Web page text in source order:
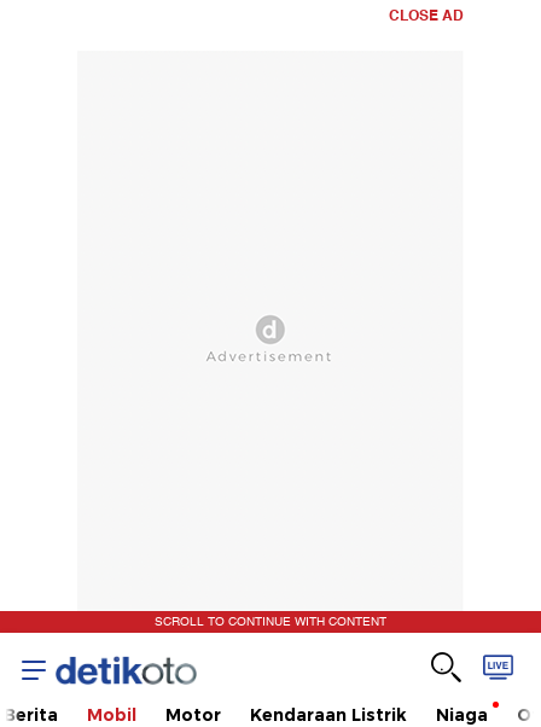
CLOSE AD
SCROLL TO CONTINUE WITH CONTENT
Berita Mobil Motor Kendaraan Listrik Niaga